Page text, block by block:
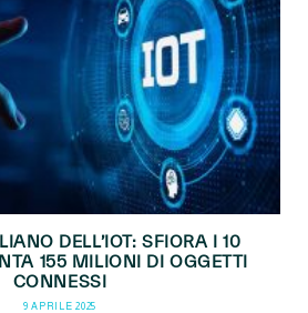
DELL’IOT: SFIORA I 10
155 MILIONI DI OGGETTI
CONNESSI
9 APRILE 2025